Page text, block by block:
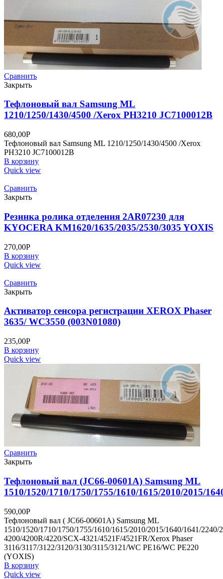
Сравнить
Закрыть
Тефлоновый вал Samsung ML
1210/1250/1430/4500 /Xerox PH3210 JC7100012B
680,00Р
Тефлоновый вал Samsung ML 1210/1250/1430/4500 /Xerox
PH3210 JC7100012B
В корзину
Quick view
Сравнить
Закрыть
Резинка ролика отделения 2AR07230 для
KYOCERA KM1620/1635/2035/2530/3035 YOXIS
270,00Р
В корзину
Quick view
Сравнить
Закрыть
Активатор сенсора регистрации XEROX Phaser
3635/ WC3550 (003N01080)
235,00Р
В корзину
Quick view
Сравнить
Закрыть
Тефлоновый вал (JC66-00601A) Samsung ML
1510/1520/1710/1750/1755/1610/1615/2010/2015/
590,00Р
Тефлоновый вал ( JC66-00601A) Samsung ML
1510/1520/1710/1750/1755/1610/1615/2010/2015/1640/1641/
4200/4200R/4220/SCX-4321/4521F/4521FR/Xerox Phaser
3116/3117/3122/3120/3130/3115/3121/WC PE16/WC PE220
(YOXIS)
В корзину
Quick view